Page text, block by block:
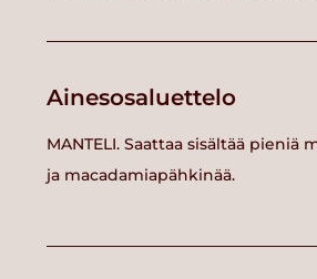
Ainesosaluettelo
MANTELI. Saattaa sisältää pieniä
ja macadamiapähkinää.